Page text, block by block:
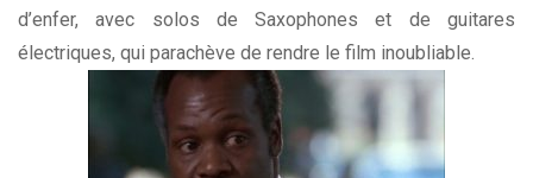
d’enfer, avec solos de Saxophones et de guitares
électriques, qui parachève de rendre le film inoubliable.